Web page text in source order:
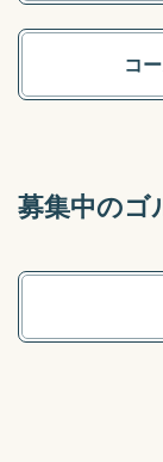
コ
募集中のゴ